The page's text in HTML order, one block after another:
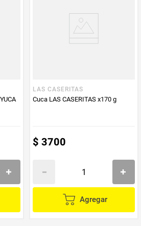
LAS CASERITAS
Cuca LAS CASERITAS x170 g
$ 3700
Agregar